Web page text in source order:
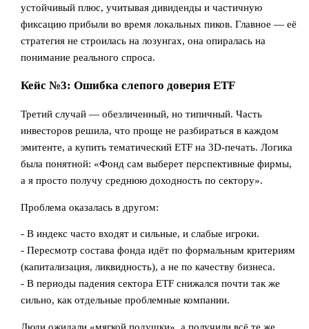
устойчивый плюс, учитывая дивиденды и частичную
фиксацию прибыли во время локальных пиков. Главное — её
стратегия не строилась на лозунгах, она опиралась на
понимание реального спроса.
Кейс №3: Ошибка слепого доверия ETF
Третий случай — обезличенный, но типичный. Часть
инвесторов решила, что проще не разбираться в каждом
эмитенте, а купить тематический ETF на 3D-печать. Логика
была понятной: «Фонд сам выберет перспективные фирмы,
а я просто получу среднюю доходность по сектору».
Проблема оказалась в другом:
- В индекс часто входят и сильные, и слабые игроки.
- Пересмотр состава фонда идёт по формальным критериям
(капитализация, ликвидность), а не по качеству бизнеса.
- В периоды падения сектора ETF снижался почти так же
сильно, как отдельные проблемные компании.